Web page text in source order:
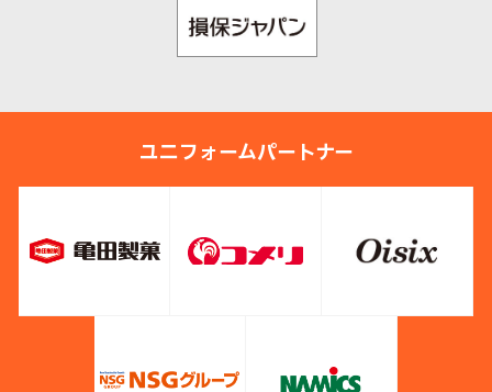
ユニフォームパートナー